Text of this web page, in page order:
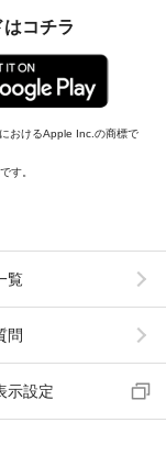
コチラ
おけるApple Inc.の商標で
す。
覧
問
示設定